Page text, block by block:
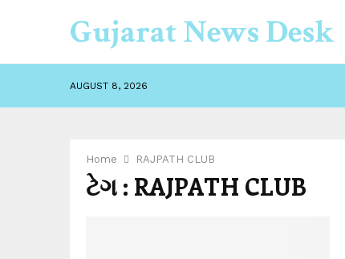
Gujarat News Desk
AUGUST 8, 2026
Home RAJPATH CLUB
ટેગ : RAJPATH CLUB